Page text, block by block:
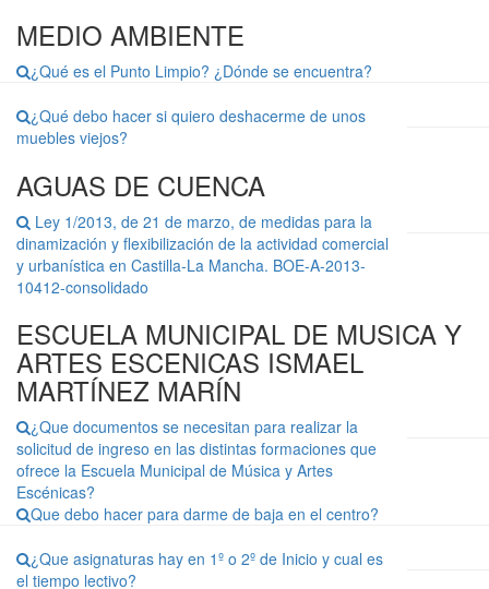
MEDIO AMBIENTE
¿Qué es el Punto Limpio? ¿Dónde se encuentra?
¿Qué debo hacer si quiero deshacerme de unos
muebles viejos?
AGUAS DE CUENCA
Ley 1/2013, de 21 de marzo, de medidas para la
dinamización y flexibilización de la actividad comercial
y urbanística en Castilla-La Mancha. BOE-A-2013-
10412-consolidado
ESCUELA MUNICIPAL DE MUSICA Y
ARTES ESCENICAS ISMAEL
MARTÍNEZ MARÍN
¿Que documentos se necesitan para realizar la
solicitud de ingreso en las distintas formaciones que
ofrece la Escuela Municipal de Música y Artes
Escénicas?
Que debo hacer para darme de baja en el centro?
¿Que asignaturas hay en 1º o 2º de Inicio y cual es
el tiempo lectivo?